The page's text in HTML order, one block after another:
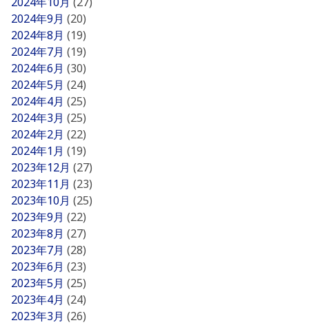
2024年9月 (20)
2024年8月 (19)
2024年7月 (19)
2024年6月 (30)
2024年5月 (24)
2024年4月 (25)
2024年3月 (25)
2024年2月 (22)
2024年1月 (19)
2023年12月 (27)
2023年11月 (23)
2023年10月 (25)
2023年9月 (22)
2023年8月 (27)
2023年7月 (28)
2023年6月 (23)
2023年5月 (25)
2023年4月 (24)
2023年3月 (26)